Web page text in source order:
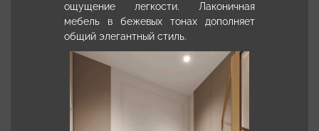
ощущение легкости. Лаконичная
мебель в бежевых тонах дополняет
общий элегантный стиль.